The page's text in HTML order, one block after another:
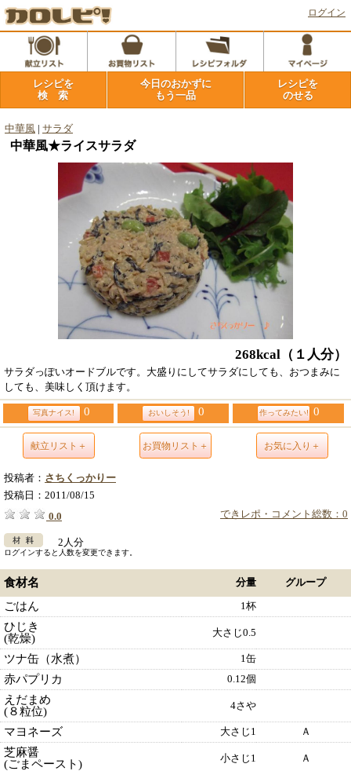
ログイン
レシピを
検 索
今日のおかずに
もう一品
レシピを
のせる
中華風 サラダ
中華風★ライスサラダ
268kcal （１人分）
サラダっぽいオードブルです。大盛りにしてサラダにしても、おつまみに
しても、美味しく頂けます。
写真ナイス! 0 おいしそう! 0 作ってみたい! 0
献立リスト＋ お買物リスト＋ お気に入り＋
投稿者： さちくっかりー
投稿日： 2011/08/15
できレポ・コメント総数：0
0.0
2人分
ログインすると人数を変更できます。
食材名 分量 グループ
ごはん 1杯
ひじき
(乾燥)
大さじ0.5
ツナ缶（水煮） 1缶
赤パプリカ 0.12個
えだまめ
(８粒位)
4さや
マヨネーズ 大さじ1 Ａ
芝麻醤
(ごまペースト)
小さじ1 Ａ